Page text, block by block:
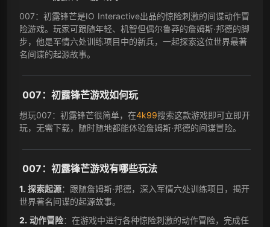
007：初露锋芒是IO Interactive出品的惊险刺激的间谍动作冒
险游戏。玩家可跟随年轻、机智但偶尔鲁莽的詹姆斯·邦德的脚
步，他是军情六处训练项目中的新兵，一起探索这位世界最著
名间谍的起源故事。
007：初露锋芒游戏如何玩
想玩007：初露锋芒很简单，在4k99搜索这款游戏即可立即开
玩，无需下载，随时随地都能体验詹姆斯·邦德的间谍冒险。
007：初露锋芒游戏有哪些玩法
探索起源：跟随詹姆斯·邦德，深入军情六处训练项目，揭开
世界著名间谍的起源故事。
动作冒险：在游戏中进行各种惊险刺激的动作冒险，完成任